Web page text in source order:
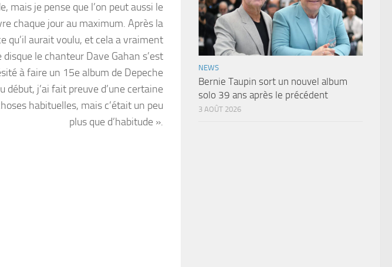
mais je pense que l’on peut aussi le
chaque jour au maximum. Après la
qu’il aurait voulu, et cela a vraiment
le chanteur Dave Gahan s’est
à faire un 15e album de Depeche
début, j’ai fait preuve d’une certaine
habituelles, mais c’était un peu
plus que d’habitude ».
NEWS
Bernie Taupin sort un nouvel album
solo 39 ans après le précédent
3 AOÛT 2026